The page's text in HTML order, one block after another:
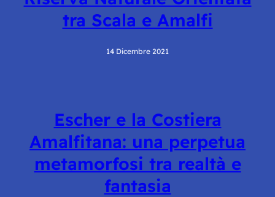
tra Scala e Amalfi
14 Dicembre 2021
Escher e la Costiera
Amalfitana: una perpetua
metamorfosi tra realtà e
fantasia